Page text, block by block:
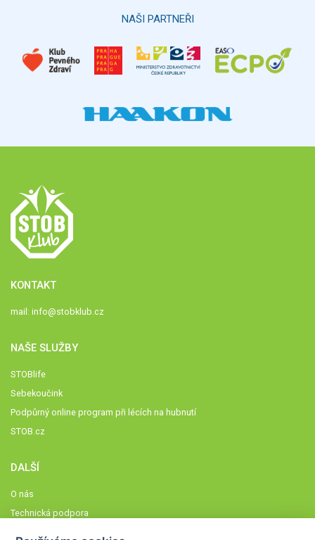
NAŠI PARTNEŘI
KONTAKT
mail: info@stobklub.cz
NAŠE SLUŽBY
STOBlife
Sebekoučink
Podpůrný online program při lécích na hubnutí
STOB.cz
DALŠÍ
O nás
Technická podpora